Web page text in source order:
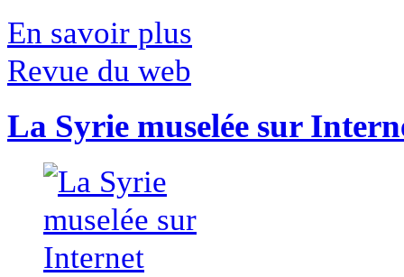
En savoir plus
Revue du web
La Syrie muselée sur